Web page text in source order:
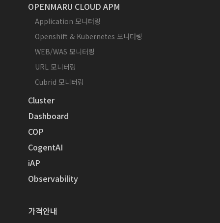
OPENMARU CLOUD APM
Application 모니터링
Openshift & Kubernetes 모니터링
WEB/WAS 모니터링
URL 모니터링
Cubrid 모니터링
Cluster
Dashboard
COP
CogentAI
iAP
Observability
가격안내